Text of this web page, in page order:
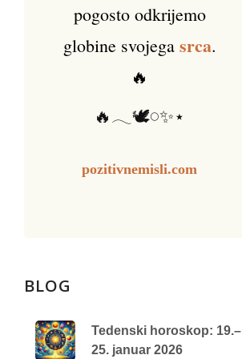
pogosto odkrijemo
globine svojega srca.
🔥
🔥𓂃🕊️𓏸✨⋆
pozitivnemisli.com
BLOG
Tedenski horoskop: 19.–
25. januar 2026